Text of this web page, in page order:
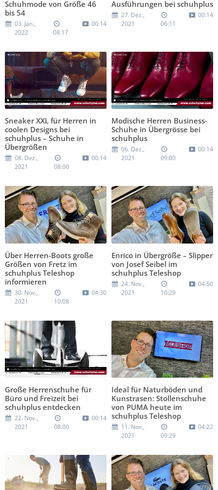
Schuhmode von Größe 46
bis 54
03. Jan.,
2022
08:17
00:14
Ausführungen bei schuhplus
27. Dez.,
2021
06:11
00:14
Sneaker XXL für Herren in
coolen Designs bei
schuhplus – Schuhe in
Übergrößen
08. Dez.,
2021
08:00
00:14
Modische Herren Business-
Schuhe in Übergrösse bei
schuhplus
06. Dez.,
2021
09:00
00:14
Über Herren-Boots große
Größen von Fretz im
schuhplus Teleshop
informieren
30. Nov.,
2021
10:08
04:30
Enrico in Übergröße – Slipper
von Josef Seibel im
schuhplus Teleshop
24. Nov.,
2021
10:29
04:50
Große Herrenschuhe für
Büro und Freizeit bei
schuhplus entdecken
22. Nov.,
2021
08:00
00:14
Ideal für Naturböden und
Kunstrasen: Stollenschuhe
von PUMA heute im
schuhplus Teleshop
11. Nov.,
2021
09:29
04:22